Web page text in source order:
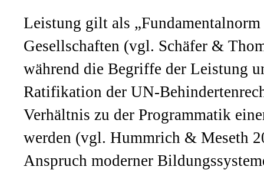
Leistung gilt als
Gesellschaften (vgl. Schäfer &
während die Begriffe der Leistung
Ratifikation der UN-
Verhältnis zu der Programmatik
werden (vgl. Hummrich & Meseth
Anspruch moderner